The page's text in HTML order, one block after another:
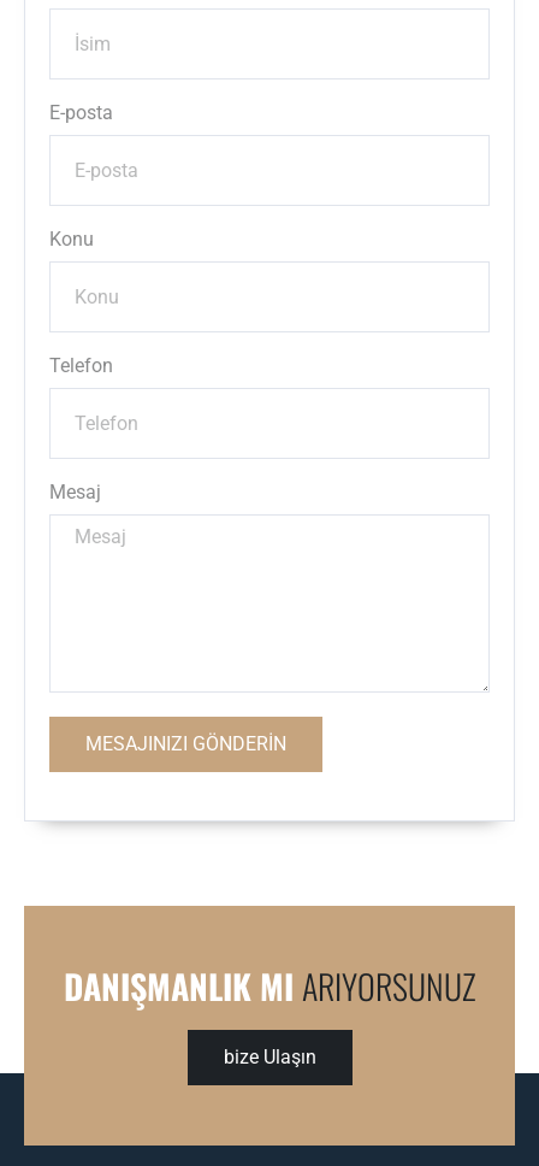
E-posta
Konu
Telefon
Mesaj
MESAJINIZI GÖNDERİN
DANIŞMANLIK MI ARIYORSUNUZ
bize Ulaşın